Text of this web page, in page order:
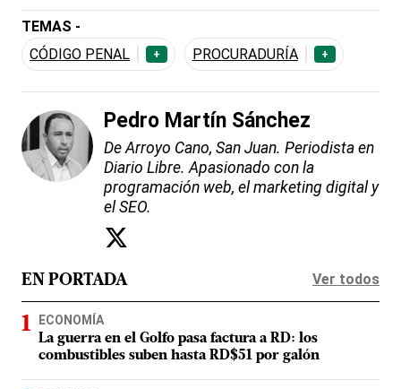
TEMAS -
CÓDIGO PENAL
+ PROCURADURÍA +
Pedro Martín Sánchez
De Arroyo Cano, San Juan. Periodista en
Diario Libre. Apasionado con la
programación web, el marketing digital y
el SEO.
EN PORTADA Ver todos
ECONOMÍA
La guerra en el Golfo pasa factura a RD: los
combustibles suben hasta RD$51 por galón